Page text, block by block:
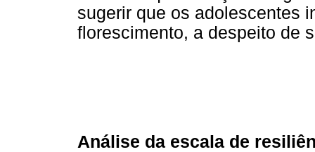
sugerir que os adolescentes
florescimento, a despeito de
Análise da escala de